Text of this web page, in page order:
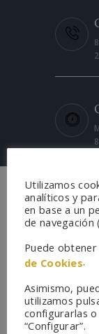
Utilizamos
analíticos y
en base a un
de navegación
Puede
de Cookies.
Asimismo,
utilizamos
configurarlas
“Configurar”.